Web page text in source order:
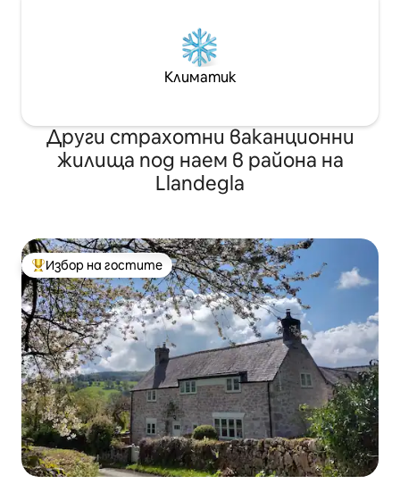
Климатик
Други страхотни ваканционни
жилища под наем в района на
Llandegla
Най-популярен избор на гостите
Избор на гостите